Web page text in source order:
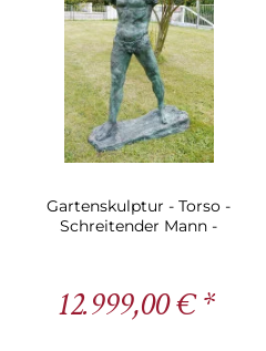
Gartenskulptur - Torso -
Schreitender Mann -
12.999,00 € *